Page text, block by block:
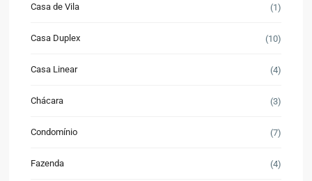
Casa de Vila (1)
Casa Duplex (10)
Casa Linear (4)
Chácara (3)
Condomínio (7)
Fazenda (4)